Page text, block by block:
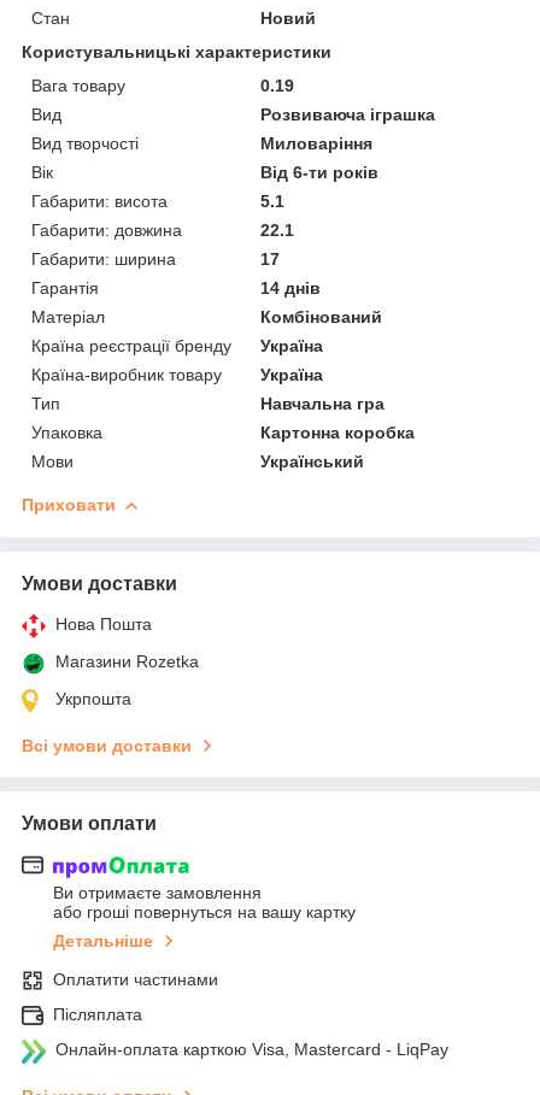
Стан
Новий
Користувальницькі характеристики
Вага товару
0.19
Вид
Розвиваюча іграшка
Вид творчості
Миловаріння
Вік
Від 6-ти років
Габарити: висота
5.1
Габарити: довжина
22.1
Габарити: ширина
17
Гарантія
14 днів
Матеріал
Комбінований
Країна реєстрації бренду
Україна
Країна-виробник товару
Україна
Тип
Навчальна гра
Упаковка
Картонна коробка
Мови
Український
Приховати
Умови доставки
Нова Пошта
Магазини Rozetka
Укрпошта
Всі умови доставки
Умови оплати
Ви отримаєте замовлення
або гроші повернуться на вашу картку
Детальніше
Оплатити частинами
Післяплата
Онлайн-оплата карткою Visa, Mastercard - LiqPay